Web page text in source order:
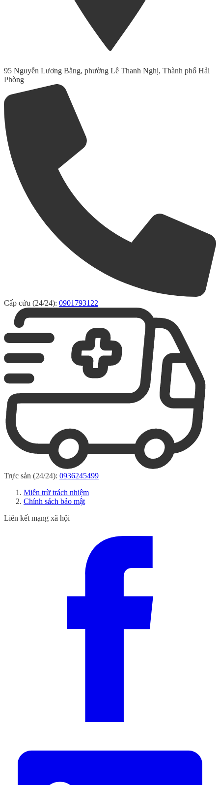
95 Nguyễn Lương Bằng, phường Lê Thanh Nghị, Thành phố Hải
Phòng
Cấp cứu (24/24): 0901793122
Trực sản (24/24): 0936245499
Miễn trừ trách nhiệm
Chính sách bảo mật
Liên kết mạng xã hội